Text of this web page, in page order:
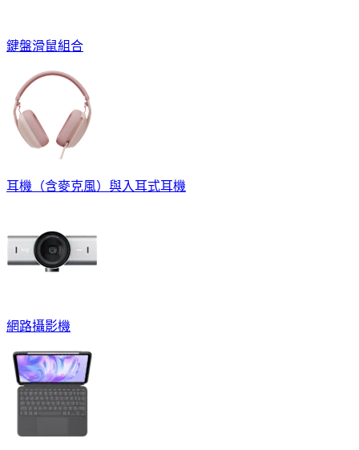
鍵盤滑鼠組合
耳機（含麥克風）與入耳式耳機
網路攝影機